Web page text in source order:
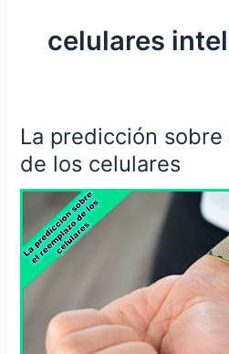
celulares
La predicción
de los celulares
La
predicción
sobre
reemplazo
de
los
celulares